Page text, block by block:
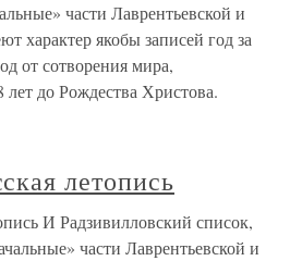
части Лаврентьевской и
характер якобы записей год за
от сотворения мира,
до Рождества Христова.
летопись
И Радзивилловский список,
части Лаврентьевской и